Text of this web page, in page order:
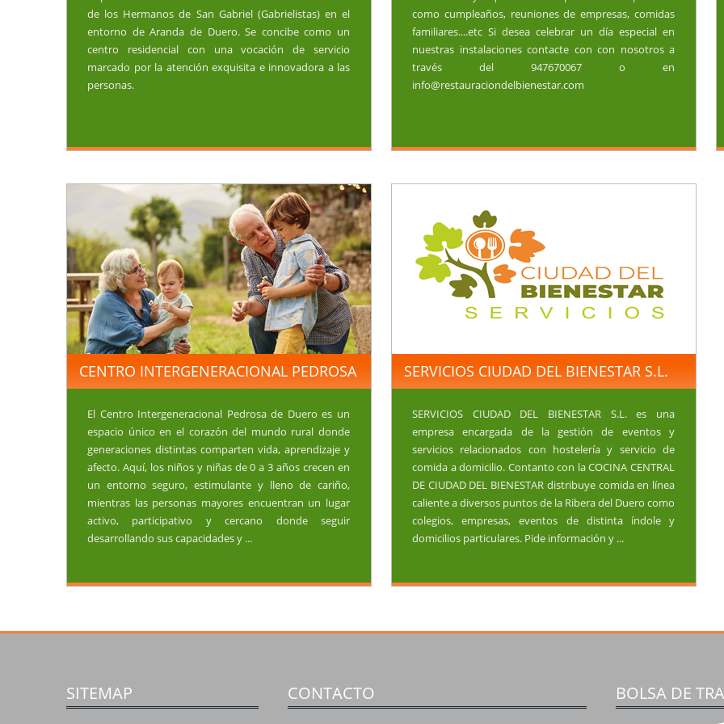
de los Hermanos de San Gabriel (Gabrielistas) en el
entorno de Aranda de Duero. Se concibe como un
centro residencial con una vocación de servicio
marcado por la atención exquisita e innovadora a las
personas.
como cumpleaños, reuniones de empresas, comidas
familiares....etc Si desea celebrar un día especial en
nuestras instalaciones contacte con con nosotros a
través del 947670067 o en
info@restauraciondelbienestar.com
CENTRO INTERGENERACIONAL PEDROSA
El Centro Intergeneracional Pedrosa de Duero es un
espacio único en el corazón del mundo rural donde
generaciones distintas comparten vida, aprendizaje y
afecto. Aquí, los niños y niñas de 0 a 3 años crecen en
un entorno seguro, estimulante y lleno de cariño,
mientras las personas mayores encuentran un lugar
activo, participativo y cercano donde seguir
desarrollando sus capacidades y ...
SERVICIOS CIUDAD DEL BIENESTAR S.L.
SERVICIOS CIUDAD DEL BIENESTAR S.L. es una
empresa encargada de la gestión de eventos y
servicios relacionados con hostelería y servicio de
comida a domicilio. Contanto con la COCINA CENTRAL
DE CIUDAD DEL BIENESTAR distribuye comida en línea
caliente a diversos puntos de la Ribera del Duero como
colegios, empresas, eventos de distinta índole y
domicilios particulares. Pide información y ...
SITEMAP CONTACTO BOLSA DE